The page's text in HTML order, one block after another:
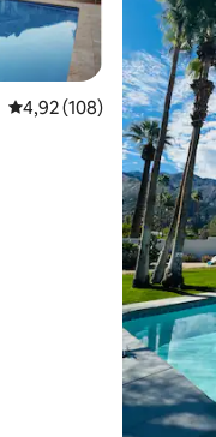
Średnia ocena: 4,92 na
4,92 (108)